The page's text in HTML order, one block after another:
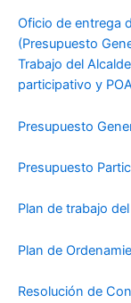
Oficio de entrega
(Presupuesto
Trabajo del
participativo y
Presupuesto
Presupuesto
Plan de trabajo
Plan de
Resolución de